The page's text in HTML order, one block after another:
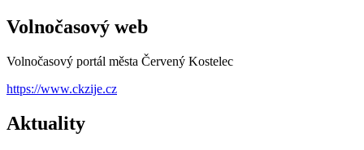
Volnočasový web
Volnočasový portál města Červený Kostelec
https://www.ckzije.cz
Aktuality